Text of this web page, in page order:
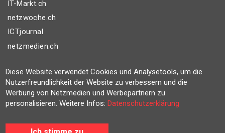
IT-Markt.ch
netzwoche.ch
ICTjournal
netzmedien.ch
© NETZMEDIEN AG 2026
Impressum
AGB
Datenschutzerklärung
Diese Website verwendet Cookies und Analysetools, um die
Nutzerfreundlichkeit der Website zu verbessern und die
Werbung von Netzmedien und Werbepartnern zu
personalisieren. Weitere Infos:Datenschutzerklärung